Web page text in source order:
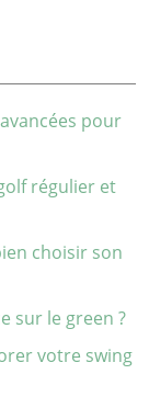
pour
régulier et
choisir son
sur le green ?
votre swing